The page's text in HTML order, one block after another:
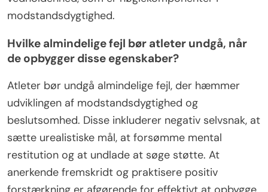
modstandsdygtighed.
Hvilke almindelige fejl bør atleter undgå, når
de opbygger disse egenskaber?
Atleter bør undgå almindelige fejl, der hæmmer
udviklingen af modstandsdygtighed og
beslutsomhed. Disse inkluderer negativ selvsnak, at
sætte urealistiske mål, at forsømme mental
restitution og at undlade at søge støtte. At
anerkende fremskridt og praktisere positiv